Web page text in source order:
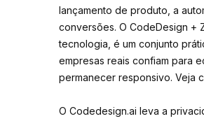
lançamento de produto, a
conversões. O CodeDesign +
tecnologia, é um conjunto
empresas reais confiam para
permanecer responsivo. Veja
O Codedesign.ai leva a